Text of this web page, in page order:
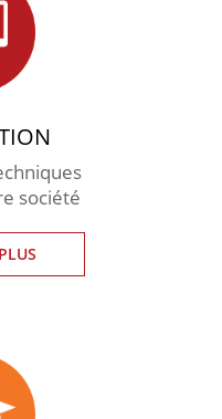
société